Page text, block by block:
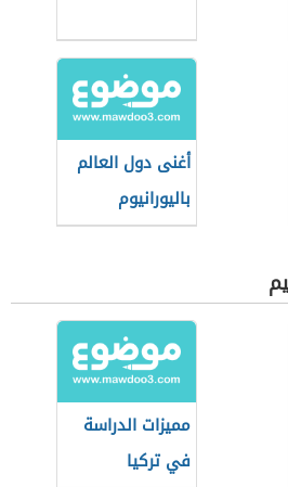
أغنى دول العالم
باليورانيوم
مميزات الدراسة
في تركيا